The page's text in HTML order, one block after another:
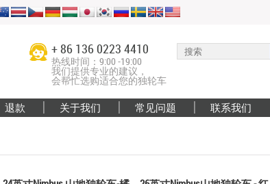
+ 86 136 0223 4410
热线时间：9:00 -19:00
我们提供专业的建议，
会帮忙选购适合您的独轮车
退款 关于我们 常见问题 联系我们